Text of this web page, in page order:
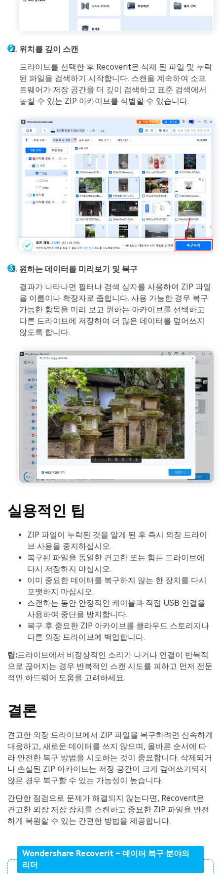
위치를 깊이 스캔
드라이브를 선택한 후 Recoverit은 삭제 된 파일 및 누락
된 파일을 검색하기 시작합니다. 스캔을 계속하여 소프
트웨어가 저장 공간을 더 깊이 검색하고 표준 검색에서
놓칠 수 있는 ZIP 아카이브를 식별할 수 있습니다.
원하는 데이터를 미리보기 및 복구
결과가 나타나면 필터나 검색 상자를 사용하여 ZIP 파일
을 이름이나 확장자로 좁힙니다. 사용 가능한 경우 복구
가능한 항목을 미리 보고 원하는 아카이브를 선택하고
다른 드라이브에 저장하여 더 많은 데이터를 덮어쓰지
않도록 합니다.
실용적인 팁
ZIP 파일이 누락된 것을 알게 된 후 즉시 외장 드라이
브 사용을 중지하십시오.
복구된 파일을 동일한 견고한 또는 힘든 드라이브에
다시 저장하지 마십시오.
이미 중요한 데이터를 복구하지 않는 한 장치를 다시
포맷하지 마십시오.
스캔하는 동안 안정적인 케이블과 직접 USB 연결을
사용하여 중단을 방지합니다.
복구 후 중요한 ZIP 아카이브를 클라우드 스토리지나
다른 외장 드라이브에 백업합니다.
팁:드라이브에서 비정상적인 소리가 나거나 연결이 반복적
으로 끊어지는 경우 반복적인 스캔 시도를 피하고 먼저 전문
적인 하드웨어 도움을 고려하세요.
결론
견고한 외장 드라이브에서 ZIP 파일을 복구하려면 신속하게
대응하고, 새로운 데이터를 쓰지 않으며, 올바른 순서에 따
라 안전한 복구 방법을 시도하는 것이 중요합니다. 삭제되거
나 손실된 ZIP 아카이브는 저장 공간이 크게 덮어쓰기되지
않은 경우 복구할 수 있는 가능성이 높습니다.
간단한 점검으로 문제가 해결되지 않는다면, Recoverit은
견고한 외장 저장 장치를 스캔하고 중요한 ZIP 파일을 안전
하게 복원할 수 있는 간편한 방법을 제공합니다.
Wondershare Recoverit – 데이터 복구 분야의
리더